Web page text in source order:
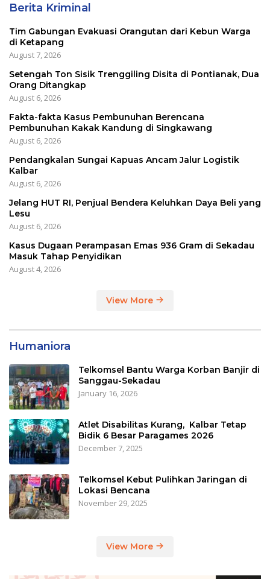
Berita Kriminal
Tim Gabungan Evakuasi Orangutan dari Kebun Warga
di Ketapang
August 7, 2026
Setengah Ton Sisik Trenggiling Disita di Pontianak, Dua
Orang Ditangkap
August 6, 2026
Fakta-fakta Kasus Pembunuhan Berencana
Pembunuhan Kakak Kandung di Singkawang
August 6, 2026
Pendangkalan Sungai Kapuas Ancam Jalur Logistik
Kalbar
August 6, 2026
Jelang HUT RI, Penjual Bendera Keluhkan Daya Beli yang
Lesu
August 6, 2026
Kasus Dugaan Perampasan Emas 936 Gram di Sekadau
Masuk Tahap Penyidikan
August 4, 2026
View More
Humaniora
Telkomsel Bantu Warga Korban Banjir di
Sanggau-Sekadau
January 16, 2026
Atlet Disabilitas Kurang, Kalbar Tetap
Bidik 6 Besar Paragames 2026
December 7, 2025
Telkomsel Kebut Pulihkan Jaringan di
Lokasi Bencana
November 29, 2025
View More